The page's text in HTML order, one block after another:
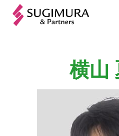
横山